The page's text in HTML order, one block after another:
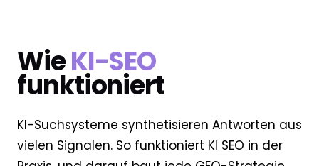
WieKI-SEO
funktioniert
KI-Suchsysteme synthetisieren Antworten aus
vielen Signalen. So funktioniert KI SEO in der